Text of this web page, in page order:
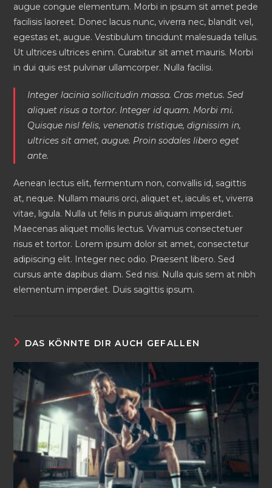
augue congue elementum. Morbi in ipsum sit amet pede
facilisis laoreet. Donec lacus nunc, viverra nec, blandit vel,
egestas et, augue. Vestibulum tincidunt malesuada tellus.
Ut ultrices ultrices enim. Curabitur sit amet mauris. Morbi
in dui quis est pulvinar ullamcorper. Nulla facilisi.
Integer lacinia sollicitudin massa. Cras metus. Sed
aliquet risus a tortor. Integer id quam. Morbi mi.
Quisque nisl felis, venenatis tristique, dignissim in,
ultrices sit amet, augue. Proin sodales libero eget
ante.
Aenean lectus elit, fermentum non, convallis id, sagittis
at, neque. Nullam mauris orci, aliquet et, iaculis et, viverra
vitae, ligula. Nulla ut felis in purus aliquam imperdiet.
Maecenas aliquet mollis lectus. Vivamus consectetuer
risus et tortor. Lorem ipsum dolor sit amet, consectetur
adipiscing elit. Integer nec odio. Praesent libero. Sed
cursus ante dapibus diam. Sed nisi. Nulla quis sem at nibh
elementum imperdiet. Duis sagittis ipsum.
DAS KÖNNTE DIR AUCH GEFALLEN